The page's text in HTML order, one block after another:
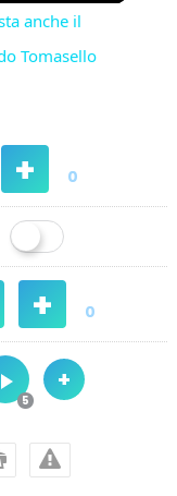
anche il
Tomasello
+ 0
+ 0
+